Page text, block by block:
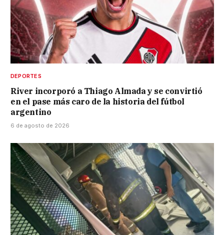
DEPORTES
River incorporó a Thiago Almada y se convirtió
en el pase más caro de la historia del fútbol
argentino
6 de agosto de 2026